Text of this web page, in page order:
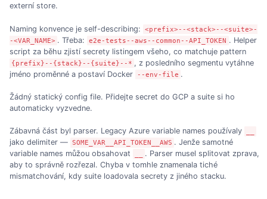
externí store.
Naming konvence je self-describing:
<prefix>--<stack>--<suite>-
-<VAR_NAME> . Třeba: e2e-tests--aws--common--API_TOKEN . Helper
script za běhu zjistí secrety listingem všeho, co matchuje pattern
{prefix}--{stack}--{suite}--* , z posledního segmentu vytáhne
jméno proměnné a postaví Docker
--env-file .
Žádný statický config file. Přidejte secret do GCP a suite si ho
automaticky vyzvedne.
Zábavná část byl parser. Legacy Azure variable names používaly
jako delimiter — SOME_VAR__API_TOKEN__AWS . Jenže samotné
variable names můžou obsahovat
. Parser musel splitovat zprava,
aby to správně rozřezal. Chyba v tomhle znamenala tiché
mismatchování, kdy suite loadovala secrety z jiného stacku.